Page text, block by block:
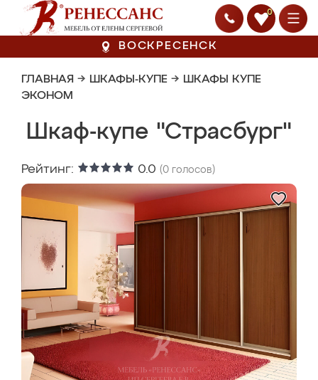
0
ВОСКРЕСЕНСК
ГЛАВНАЯ → ШКАФЫ-КУПЕ → ШКАФЫ КУПЕ
ЭКОНОМ
Шкаф-купе "Страсбург"
Рейтинг: 0.0 (0 голосов)